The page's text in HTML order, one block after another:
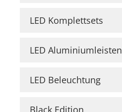
LED Komplettsets
LED Aluminiumleisten
LED Beleuchtung
Black Edition